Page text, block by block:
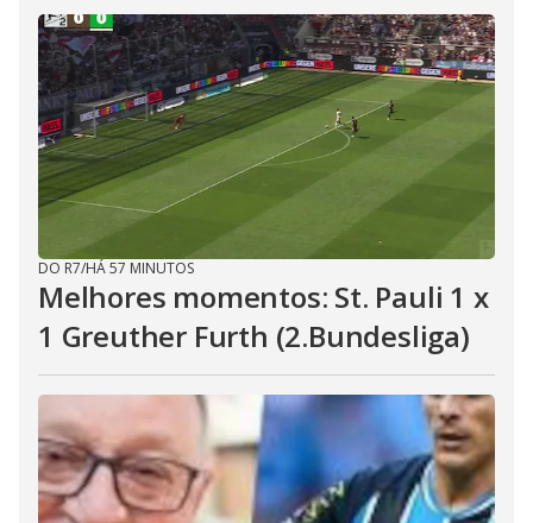
DO R7/HÁ 57 MINUTOS
Melhores momentos: St. Pauli 1 x
1 Greuther Furth (2.Bundesliga)